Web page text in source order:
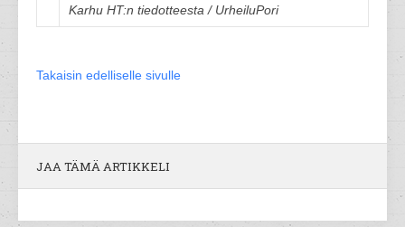
Karhu HT:n tiedotteesta / UrheiluPori
Takaisin edelliselle sivulle
JAA TÄMÄ ARTIKKELI